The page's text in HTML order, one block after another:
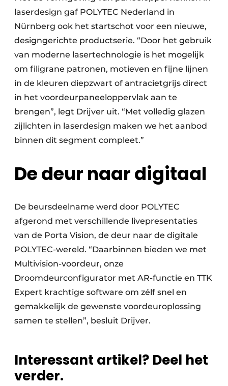
laserdesign gaf POLYTEC Nederland in
Nürnberg ook het startschot voor een nieuwe,
designgerichte productserie. “Door het gebruik
van moderne lasertechnologie is het mogelijk
om filigrane patronen, motieven en fijne lijnen
in de kleuren diepzwart of antracietgrijs direct
in het voordeurpaneeloppervlak aan te
brengen”, legt Drijver uit. “Met volledig glazen
zijlichten in laserdesign maken we het aanbod
binnen dit segment compleet.”
De deur naar digitaal
De beursdeelname werd door POLYTEC
afgerond met verschillende livepresentaties
van de Porta Vision, de deur naar de digitale
POLYTEC-wereld. “Daarbinnen bieden we met
Multivision-voordeur, onze
Droomdeurconfigurator met AR-functie en TTK
Expert krachtige software om zélf snel en
gemakkelijk de gewenste voordeuroplossing
samen te stellen”, besluit Drijver.
Interessant artikel? Deel het
verder.